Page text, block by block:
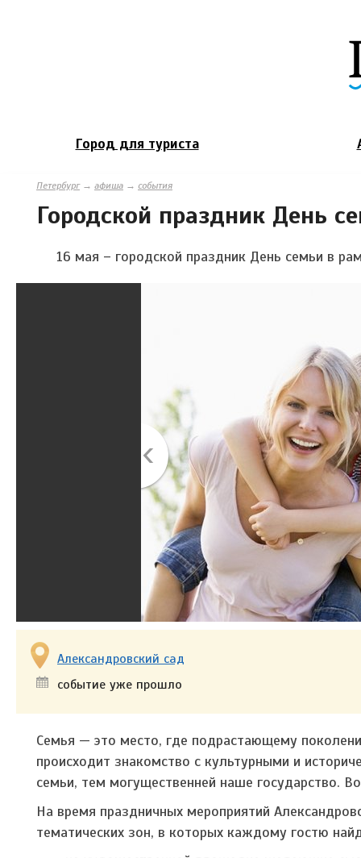
Город для туриста
Петербург→ афиша → события
Городской праздник День
16 мая – городской праздник День семьи в
Александровский сад
событие уже прошло
Семья — это место, где подрастающему
происходит знакомство с культурными и
семьи, тем могущественней наше государство.
На время праздничных мероприятий
тематических зон, в которых каждому гостю